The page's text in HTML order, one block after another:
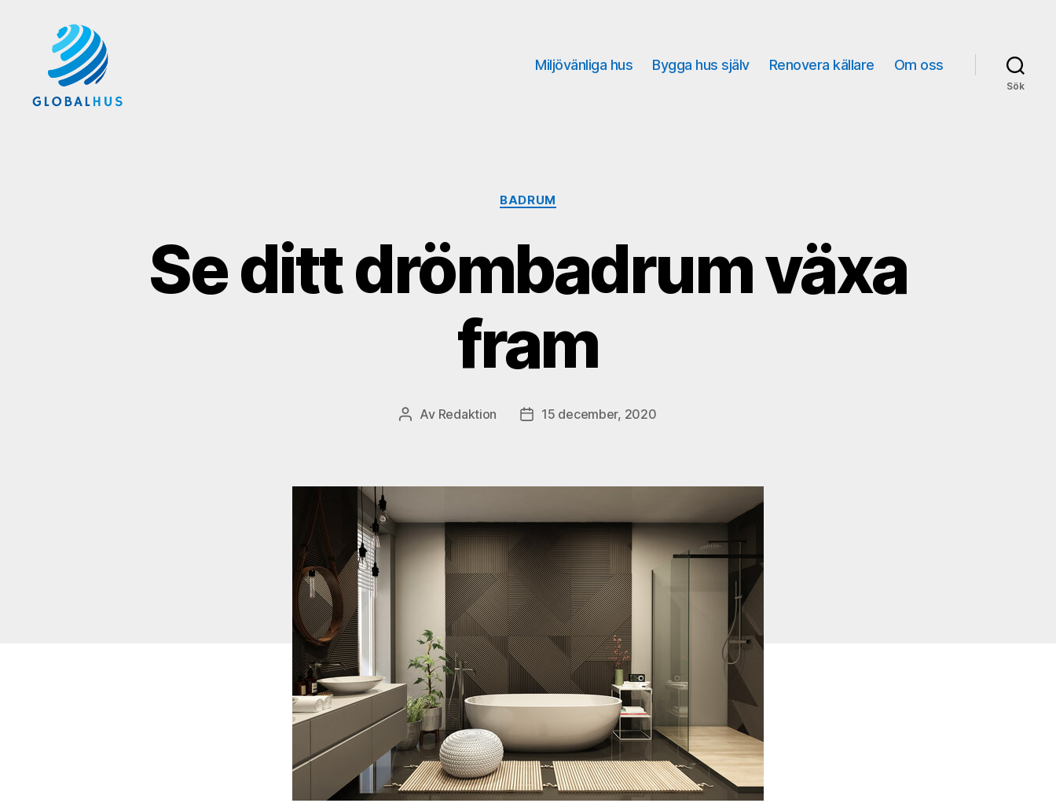
Miljövänliga hus Bygga hus själv Renovera källare Om oss
Sök
Kategorier
BADRUM
Se ditt drömbadrum växa
fram
Inläggsförfattare
Av Redaktion Inläggsdatum
15 december, 2020